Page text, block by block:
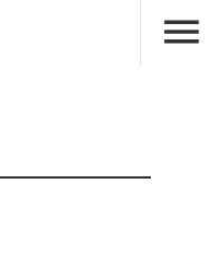
menu